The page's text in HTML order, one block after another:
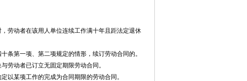
劳动者在该用人单位连续工作满十年且距法定退休
条第一项、第二项规定的情形，续订劳动合同的。
劳动者已订立无固定期限劳动合同。
以某项工作的完成为合同期限的劳动合同。